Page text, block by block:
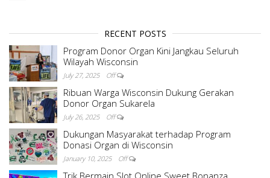
RECENT POSTS
Program Donor Organ Kini Jangkau Seluruh
Wilayah Wisconsin
July 27, 2025 Off
Ribuan Warga Wisconsin Dukung Gerakan
Donor Organ Sukarela
July 26, 2025 Off
Dukungan Masyarakat terhadap Program
Donasi Organ di Wisconsin
January 10, 2025 Off
Trik Bermain Slot Online Sweet Bonanza